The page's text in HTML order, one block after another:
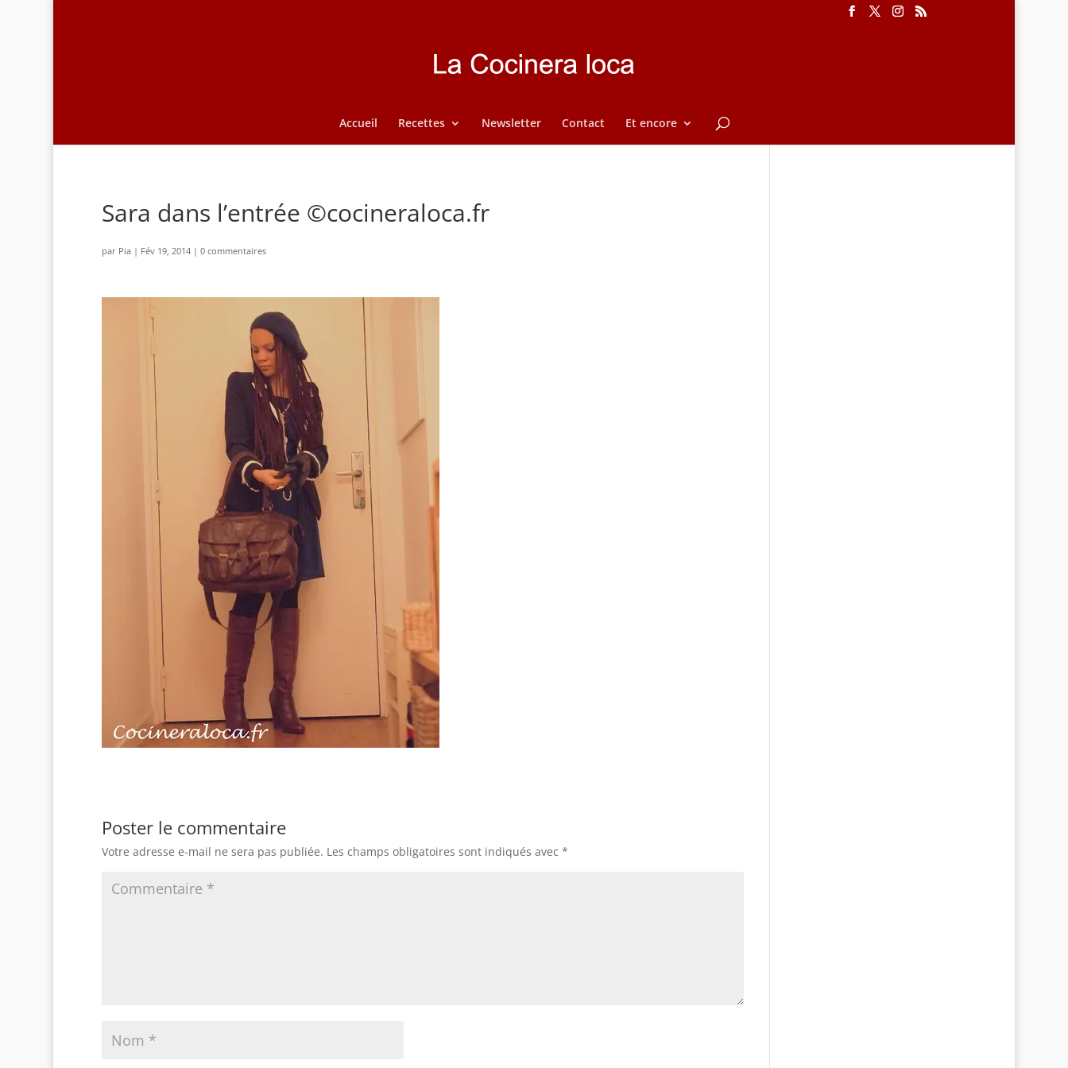
Accueil Recettes Newsletter Contact Et encore
Sara dans l’entrée ©cocineraloca.fr
par Pia| Fév 19, 2014| 0 commentaires
Poster le commentaire
Votre adresse e-mail ne sera pas publiée. Les champs obligatoires sont indiqués avec *